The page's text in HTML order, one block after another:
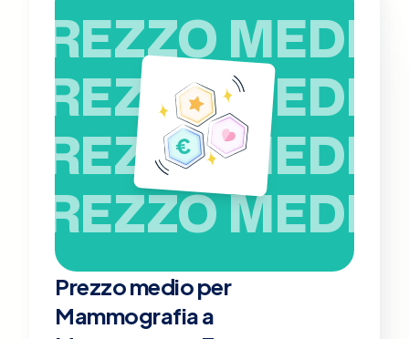
PREZZO MEDIO
PREZZO MEDIO
PREZZO MEDIO
PREZZO MEDIO
Prezzo medio per
Mammografia a